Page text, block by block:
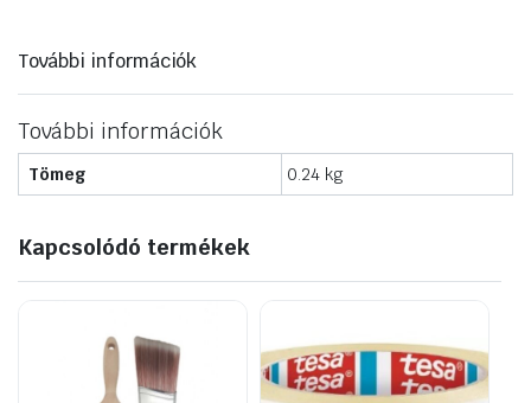
További információk
További információk
Tömeg 0.24 kg
Kapcsolódó termékek